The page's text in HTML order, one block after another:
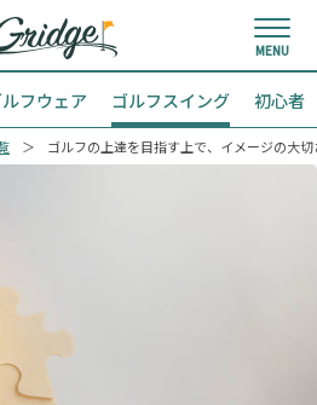
フウェア ゴルフスイング 初心者
ゴルフの上達を目指す上で、イメージの大